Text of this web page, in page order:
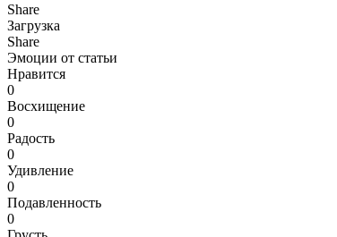
Share
Загрузка
Share
Эмоции от статьи
Нравится
0
Восхищение
0
Радость
0
Удивление
0
Подавленность
0